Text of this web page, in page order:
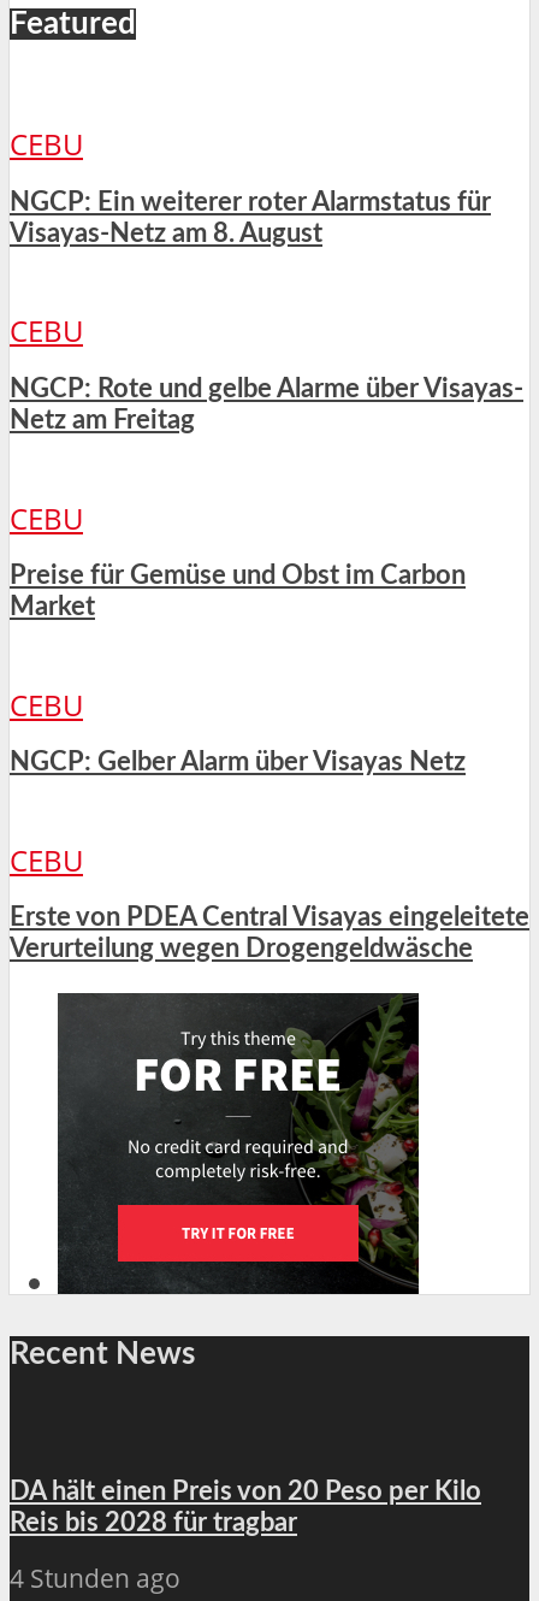
Featured
CEBU
NGCP: Ein weiterer roter Alarmstatus für
Visayas-Netz am 8. August
CEBU
NGCP: Rote und gelbe Alarme über Visayas-
Netz am Freitag
CEBU
Preise für Gemüse und Obst im Carbon
Market
CEBU
NGCP: Gelber Alarm über Visayas Netz
CEBU
Erste von PDEA Central Visayas eingeleitete
Verurteilung wegen Drogengeldwäsche
Recent News
DA hält einen Preis von 20 Peso per Kilo
Reis bis 2028 für tragbar
4 Stunden ago